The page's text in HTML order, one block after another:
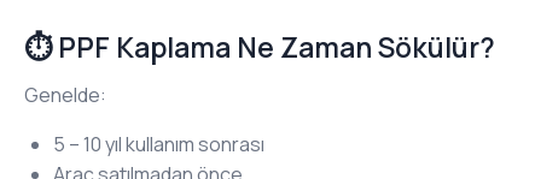
⏱️ PPF Kaplama Ne Zaman Sökülür?
Genelde:
5 – 10 yıl kullanım sonrası